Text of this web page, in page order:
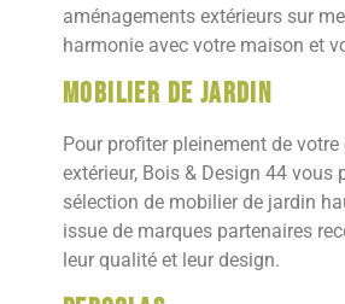
aménagements extérieurs sur
harmonie avec votre maison et
Mobilier de jardin
Pour profiter pleinement de votre
extérieur, Bois & Design 44 vous
sélection de mobilier de jardin
issue de marques partenaires
leur qualité et leur design.